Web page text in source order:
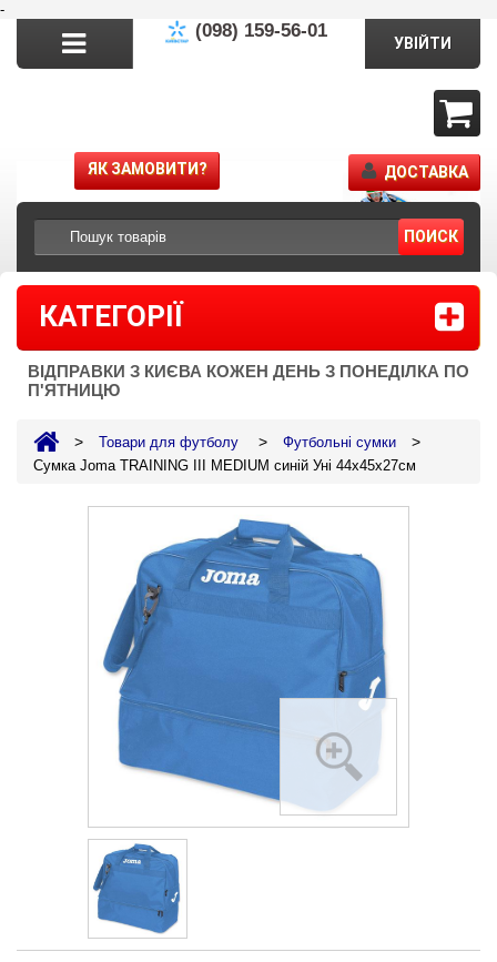
-
(098) 159-56-01
ПОИСК
УВІЙТИ
ЯК ЗАМОВИТИ? ДОСТАВКА
КАТЕГОРІЇ
ВІДПРАВКИ З КИЄВА КОЖЕН ДЕНЬ З ПОНЕДІЛКА ПО
П'ЯТНИЦЮ
> Товари для футболу > Футбольні сумки >
Сумка Joma TRAINING III MEDIUM синій Уні 44х45х27см